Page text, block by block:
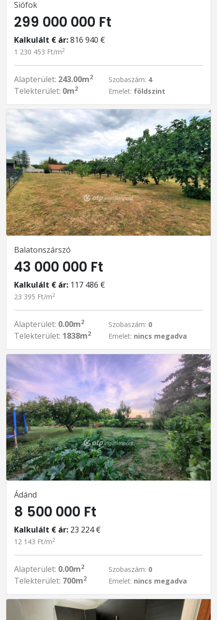
Siófok
299 000 000 Ft
Kalkulált € ár:816 940 €
1 230 453 Ft/m2
Alapterület: 243.00m2
Telekterület: 0m2
Szobaszám: 4
Emelet: földszint
Balatonszárszó
43 000 000 Ft
Kalkulált € ár: 117 486 €
23 395 Ft/m2
Alapterület: 0.00m2
Telekterület: 1838m2
Szobaszám: 0
Emelet: nincs megadva
Ádánd
8 500 000 Ft
Kalkulált € ár: 23 224 €
12 143 Ft/m2
Alapterület: 0.00m2
Telekterület: 700m2
Szobaszám: 0
Emelet: nincs megadva